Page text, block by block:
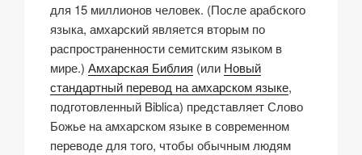
для 15 миллионов человек. (После арабского
языка, амхарский является вторым по
распространенности семитским языком в
мире.) Амхарская Библия (или Новый
стандартный перевод на амхарском языке,
подготовленный Biblica) представляет Слово
Божье на амхарском языке в современном
переводе для того, чтобы обычным людям